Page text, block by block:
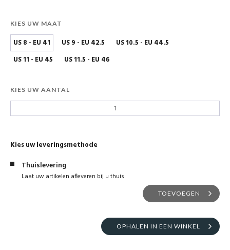
KIES UW MAAT
US 8 - EU 41 US 9 - EU 42.5
US 10.5 - EU 44.5
US 11 - EU 45
US 11.5 - EU 46
KIES UW AANTAL
Kies uw leveringsmethode
Thuislevering
Laat uw artikelen afleveren bij u thuis
TOEVOEGEN
OPHALEN IN EEN WINKEL